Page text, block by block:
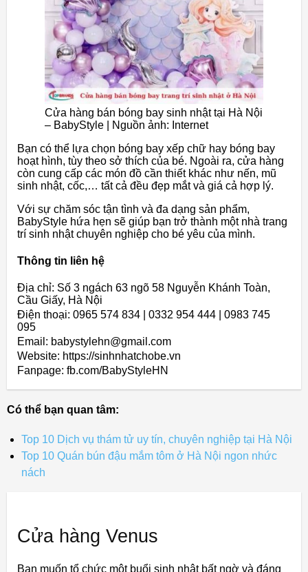
Cửa hàng bán bóng bay sinh nhật tại Hà Nội
– BabyStyle | Nguồn ảnh: Internet
Bạn có thể lựa chọn bóng bay xếp chữ hay bóng bay
hoạt hình, tùy theo sở thích của bé. Ngoài ra, cửa hàng
còn cung cấp các món đồ cần thiết khác như nến, mũ
sinh nhật, cốc,… tất cả đều đẹp mắt và giá cả hợp lý.
Với sự chăm sóc tận tình và đa dạng sản phẩm,
BabyStyle hứa hẹn sẽ giúp bạn trở thành một nhà trang
trí sinh nhật chuyên nghiệp cho bé yêu của mình.
Thông tin liên hệ
Địa chỉ: Số 3 ngách 63 ngõ 58 Nguyễn Khánh Toàn,
Cầu Giấy, Hà Nội
Điện thoại: 0965 574 834 | 0332 954 444 | 0983 745
095
Email: babystylehn@gmail.com
Website: https://sinhnhatchobe.vn
Fanpage: fb.com/BabyStyleHN
Có thể bạn quan tâm:
Top 10 Dịch vụ thám tử uy tín, chuyên nghiệp tại Hà Nội
Top 10 Quán bún đậu mắm tôm ở Hà Nội ngon nhức
nách
Cửa hàng Venus
Bạn muốn tổ chức một buổi sinh nhật bất ngờ và đáng